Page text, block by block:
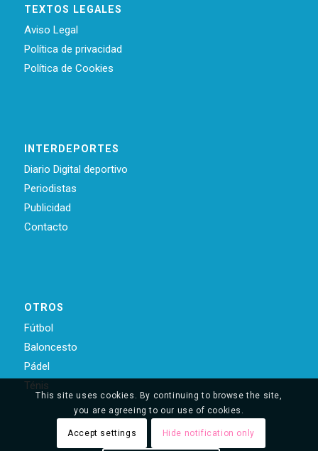
TEXTOS LEGALES
Aviso Legal
Política de privacidad
Política de Cookies
INTERDEPORTES
Diario Digital deportivo
Periodistas
Publicidad
Contacto
OTROS
Fútbol
Baloncesto
Pádel
Ténis
This site uses cookies. By continuing to browse the site,
you are agreeing to our use of cookies.
Accept settings Hide notification only